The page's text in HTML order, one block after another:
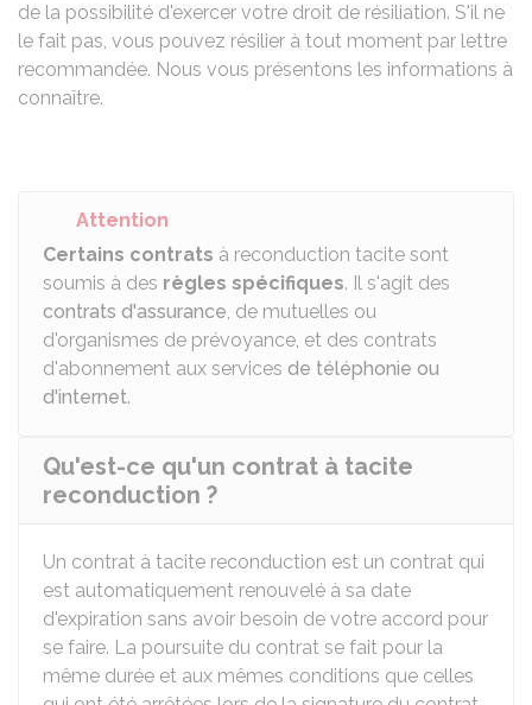
de la possibilité d'exercer votre droit de résiliation. S'il ne
le fait pas, vous pouvez résilier à tout moment par lettre
recommandée. Nous vous présentons les informations à
connaître.
Attention
Certains contrats à reconduction tacite sont
soumis à des règles spécifiques. Il s'agit des
contrats d'assurance, de mutuelles ou
d'organismes de prévoyance, et des contrats
d'abonnement aux services de téléphonie ou
d'internet.
Qu'est-ce qu'un contrat à tacite
reconduction ?
Un contrat à tacite reconduction est un contrat qui
est automatiquement renouvelé à sa date
d'expiration sans avoir besoin de votre accord pour
se faire. La poursuite du contrat se fait pour la
même durée et aux mêmes conditions que celles